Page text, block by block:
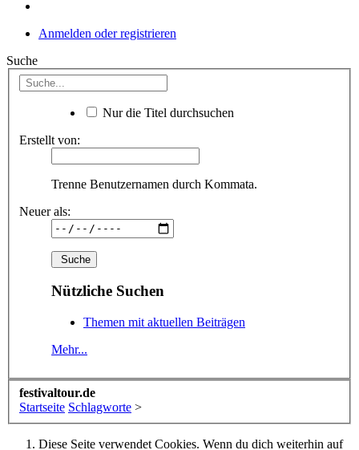
Anmelden oder registrieren
Suche
Nur die Titel durchsuchen
Erstellt von:
Trenne Benutzernamen durch Kommata.
Neuer als:
Nützliche Suchen
Themen mit aktuellen Beiträgen
Mehr...
festivaltour.de
Startseite Schlagworte >
Diese Seite verwendet Cookies. Wenn du dich weiterhin auf